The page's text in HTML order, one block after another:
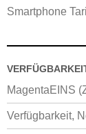
Smartphone
MagentaEINS
Verfügbarkeit,